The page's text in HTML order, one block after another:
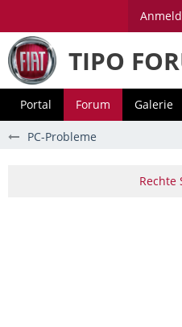
TIPO
Portal Forum Galerie
PC-Probleme